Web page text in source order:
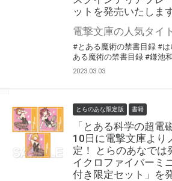
ットを発売いたしま
#とある魔術の禁書目録 #は
ある魔術の禁書目録 #鎌池
2023.03.03
とらのあな限定版 書籍
「とある科学の超電
10日に電撃文庫より
定！ とらのあなでは
イクロファイバーミ
付き限定セット」を